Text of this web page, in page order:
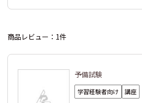
商品レビュー：1件
予備試験
学習経験者向け 講座